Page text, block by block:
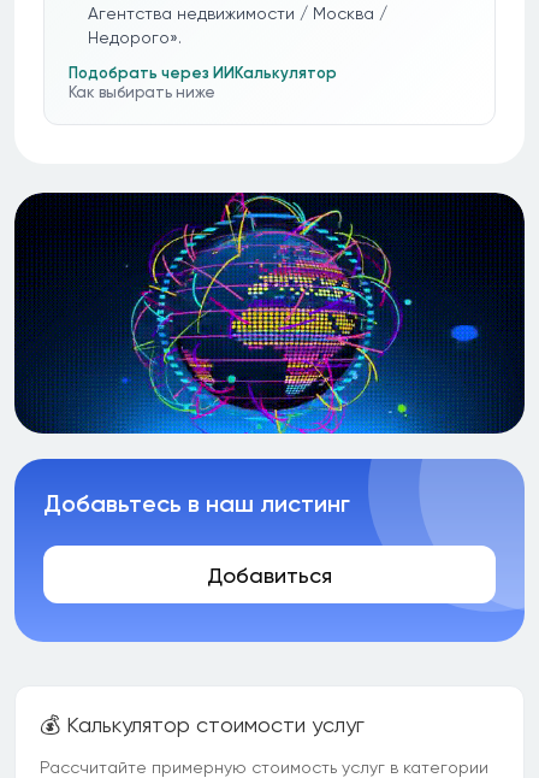
Агентства недвижимости / Москва /
Недорого».
Подобрать через ИИ Калькулятор
Как выбирать ниже
Добавьтесь в наш листинг
Добавиться
💰 Калькулятор стоимости услуг
Рассчитайте примерную стоимость услуг в категории